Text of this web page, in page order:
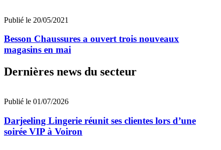
Publié le 20/05/2021
Besson Chaussures a ouvert trois nouveaux
magasins en mai
Dernières news du secteur
Publié le 01/07/2026
Darjeeling Lingerie réunit ses clientes lors d’une
soirée VIP à Voiron